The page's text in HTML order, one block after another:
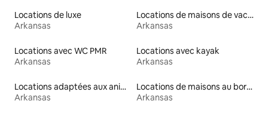
Locations de luxe
Arkansas
Locations de maisons de vacances
Arkansas
Locations avec WC PMR
Arkansas
Locations avec kayak
Arkansas
Locations adaptées aux animaux
Arkansas
Locations de maisons au bord d'un lac
Arkansas